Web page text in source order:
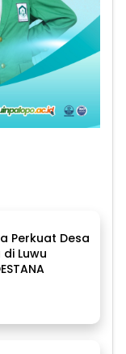
Perkuat Desa
Luwu